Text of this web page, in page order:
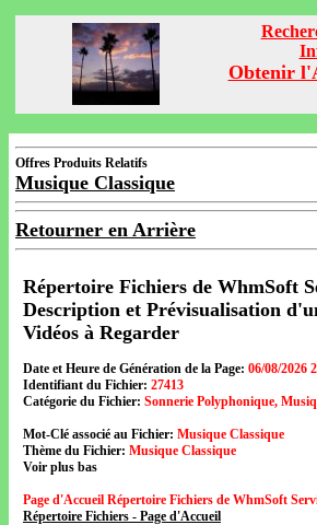
Obtenir
Offres Produits Relatifs
Musique Classique
Retourner en Arrière
Répertoire Fichiers de WhmSoft
Description et Prévisualisation
Vidéos à Regarder
Date et Heure de Génération de la Page: 06/08/2026
Identifiant du Fichier: 27413
Catégorie du Fichier: Sonnerie Polyphonique,
Mot-Clé associé au Fichier: Musique Classique
Thème du Fichier: Musique Classique
Voir plus bas
Page d'Accueil Répertoire Fichiers de WhmSoft
Répertoire Fichiers - Page d'Accueil